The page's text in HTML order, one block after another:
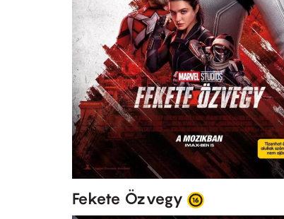
Fekete Özvegy